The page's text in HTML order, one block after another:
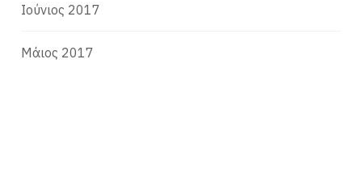
Ιούνιος 2017
Μάιος 2017